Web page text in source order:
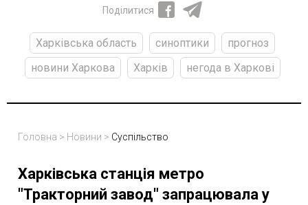
Поділитися
Харківська область синоптики
прогноз
новини Харкова
Харків негода в Харкові
Головна > Новини > Суспільство
Харківська станція метро
"Тракторний завод" запрацювала у